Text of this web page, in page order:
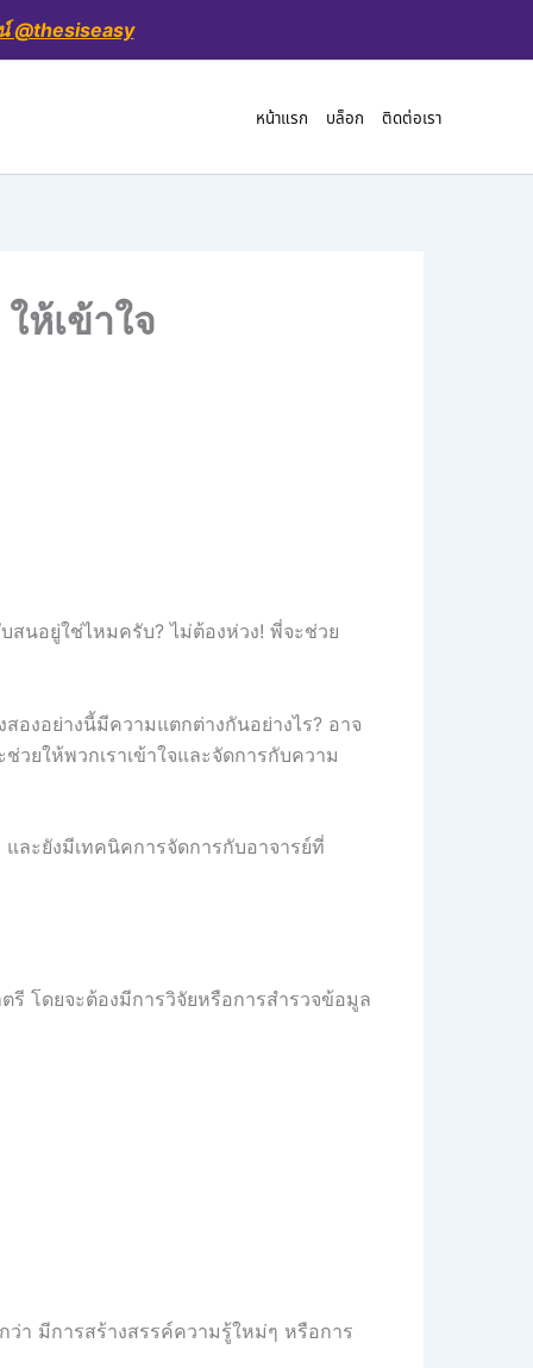
@thesiseasy
หน้าแรก บล็อก ติดต่อเรา
ห้เข้าใจ
นอยู่ใช่ไหมครับ? ไม่ต้องห่วง! พี่จะช่วย
องอย่างนี้มีความแตกต่างกันอย่างไร? อาจ
ยให้พวกเราเข้าใจและจัดการกับความ
ละยังมีเทคนิคการจัดการกับอาจารย์ที่
โดยจะต้องมีการวิจัยหรือการสำรวจข้อมูล
า มีการสร้างสรรค์ความรู้ใหม่ๆ หรือการ